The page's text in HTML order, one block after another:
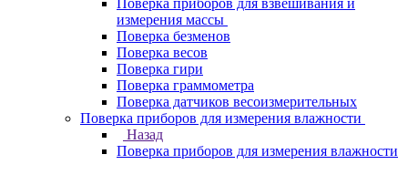
Поверка приборов для взвешивания и
измерения массы
Поверка безменов
Поверка весов
Поверка гири
Поверка граммометра
Поверка датчиков весоизмерительных
Поверка приборов для измерения влажности
Назад
Поверка приборов для измерения влажности